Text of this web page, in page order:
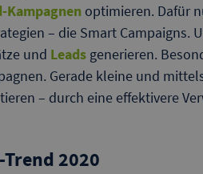
Kampagnen optimieren. Dafür
– die Smart
und Leads generieren.
Gerade kleine und
– durch eine effektivere
2020